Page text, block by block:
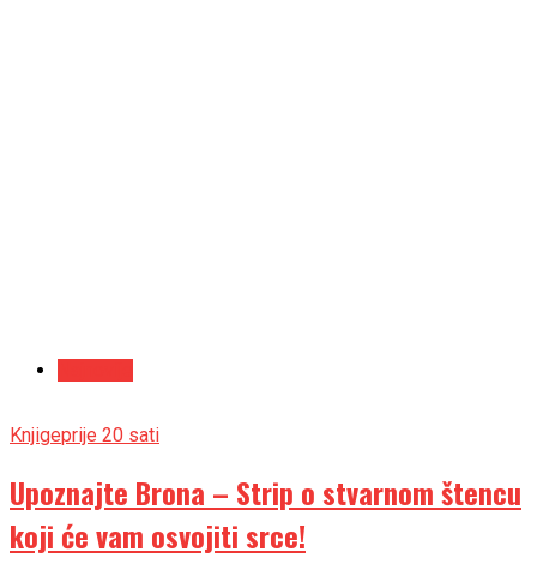
Knjigeprije 20 sati
Upoznajte Brona – Strip o stvarnom štencu
koji će vam osvojiti srce!